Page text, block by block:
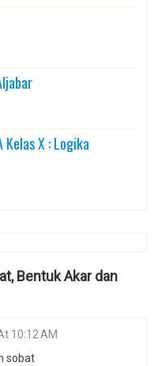
X : Logika
Bentuk Akar dan
10:12 AM
sobat